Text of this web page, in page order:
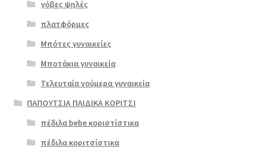
Επιλο
γόβες ψηλές
πλατφόρμες
Μπότες γυναικείες
Μποτάκια γυναικεία
Τελευταία νούμερα γυναικεία
ΠΑΠΟΥΤΣΙΑ ΠΑΙΔΙΚΑ ΚΟΡΙΤΣΙ
πέδιλα bebe κοριστίστικα
πέδιλα κοριτσίστικα